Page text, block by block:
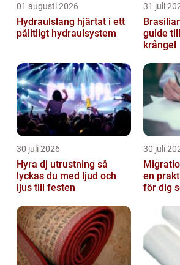
01 augusti 2026
Hydraulslang hjärtat i ett
pålitligt hydraulsystem
31 juli
guide
krångel
30 juli 2026
Hyra dj utrustning så
lyckas du med ljud och
ljus till festen
30 juli
en
för dig